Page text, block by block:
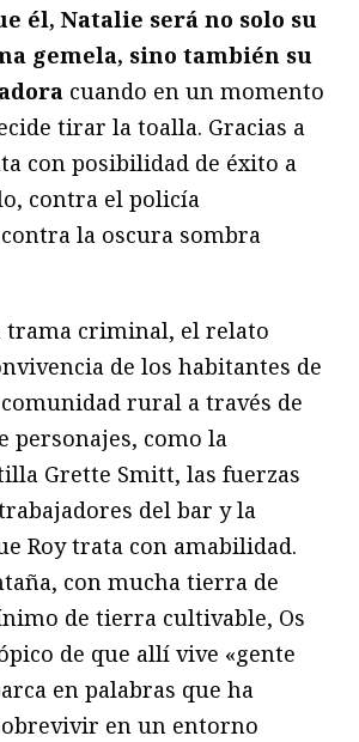
él, Natalie será no solo su
gemela, sino también su
cuando en un momento
tirar la toalla. Gracias a
con posibilidad de éxito a
contra el policía
la oscura sombra
trama criminal, el relato
de los habitantes de
rural a través de
personajes, como la
Grette Smitt, las fuerzas
del bar y la
Roy trata con amabilidad.
con mucha tierra de
de tierra cultivable, Os
de que allí vive «gente
en palabras que ha
en un entorno